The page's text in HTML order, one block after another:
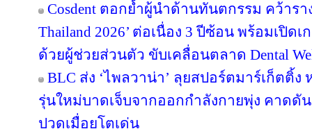
Cosdent ตอกย้ำผู้นำด้านทันตกรรม คว้าราง
Thailand 2026’ ต่อเนื่อง 3 ปีซ้อน พร้อมเปิด
ด้วยผู้ช่วยส่วนตัว ขับเคลื่อนตลาด Dental
BLC ส่ง ‘ไพลวาน่า’ ลุยสปอร์ตมาร์เก็ตติ้ง
รุ่นใหม่บาดเจ็บจากออกกำลังกายพุ่ง คาด
ปวดเมื่อยโตเด่น